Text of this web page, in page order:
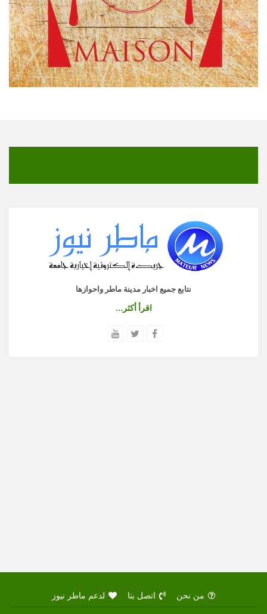
نتابع جميع اخبار مدينة ماطر واحوازها
اقرأ أكثر...
من نحن اتصل بنا لدعم ماطر نيوز